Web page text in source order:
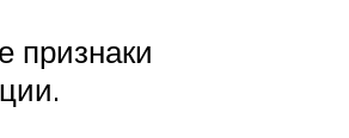
признаки